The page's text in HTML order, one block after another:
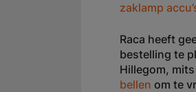
zaklamp
Raca heeft
bestelling te
Hillegom,
bellen om te